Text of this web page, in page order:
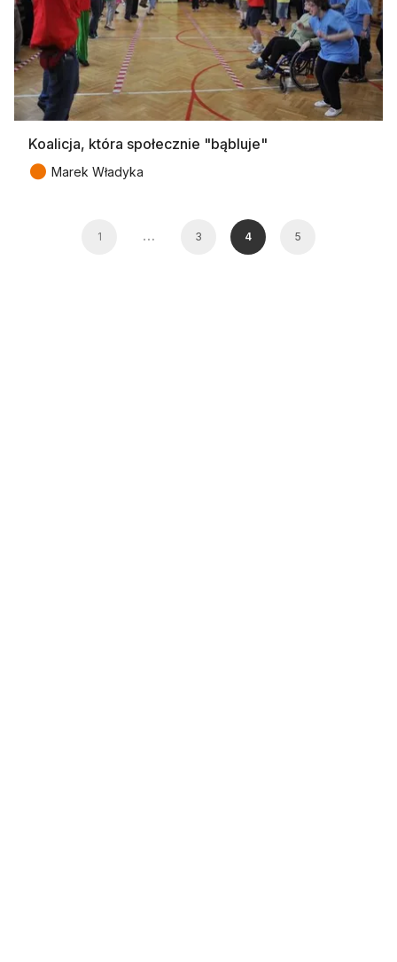
Koalicja, która społecznie "bąbluje"
● Marek Władyka
1 … 3 4 5